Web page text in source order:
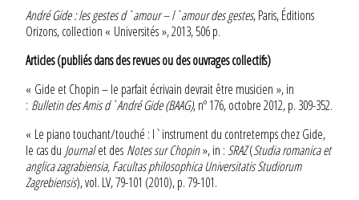
André Gide : les gestes d`amour – l`amour des gestes, Paris, Éditions
Orizons, collection « Universités », 2013, 506 p.
Articles (publiés dans des revues ou des ouvrages collectifs)
« Gide et Chopin – le parfait écrivain devrait être musicien », in
: Bulletin des Amis d`André Gide (BAAG), nº 176, octobre 2012, p. 309-352.
« Le piano touchant/touché : l`instrument du contretemps chez Gide,
le cas du Journalet des Notes sur Chopin», in :SRAZ(Studia romanica et
anglica zagrabiensia, Facultas philosophica Universitatis Studiorum
Zagrebiensis), vol. LV, 79-101 (2010), p. 79-101.